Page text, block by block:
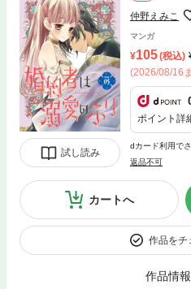
試し読み
仲野えみこ
マンガ
105(税込)
(2026/08/16
ポイント詳
dカード利用で
返品不可
カートへ
作品をチ
作品情